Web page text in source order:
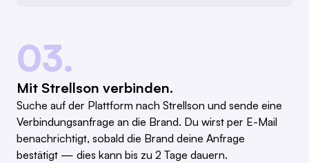
03.
Mit Strellson verbinden.
Suche auf der Plattform nach Strellson und sende eine
Verbindungsanfrage an die Brand. Du wirst per E-Mail
benachrichtigt, sobald die Brand deine Anfrage
bestätigt — dies kann bis zu 2 Tage dauern.